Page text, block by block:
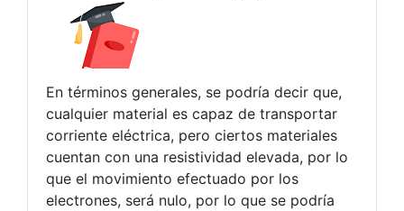
En términos generales, se podría decir que,
cualquier material es capaz de transportar
corriente eléctrica, pero ciertos materiales
cuentan con una resistividad elevada, por lo
que el movimiento efectuado por los
electrones, será nulo, por lo que se podría